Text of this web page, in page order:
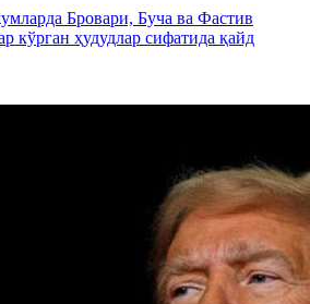
Бровари, Буча ва Фастив
кўрган ҳудудлар сифатида қайд